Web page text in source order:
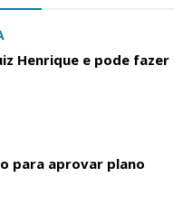
Henrique e pode fazer
para aprovar plano